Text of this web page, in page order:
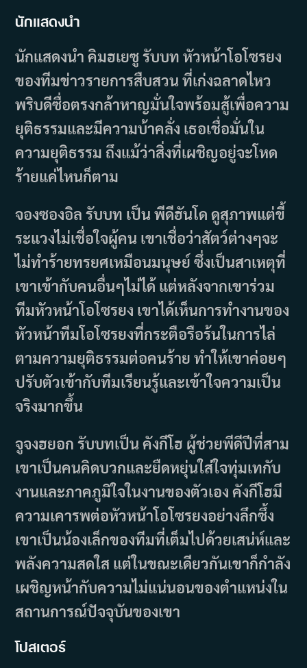
นักแสดงนำ
นักแสดงนำ คิมฮเยซู รับบท หัวหน้าโอโซรยง
ของทีมข่าวรายการสืบสวน ที่เก่งฉลาดไหว
พริบดีซื่อตรงกล้าหาญมั่นใจพร้อมสู้เพื่อความ
ยุติธรรมและมีความบ้าคลั่ง เธอเชื่อมั่นใน
ความยุติธรรม ถึงแม้ว่าสิ่งที่เผชิญอยู่จะโหด
ร้ายแค่ไหนก็ตาม
จองซองอิล รับบท เป็น พีดีฮันโด ดูสุภาพแต่ขี้
ระแวงไม่เชื่อใจผู้คน เขาเชื่อว่าสัตว์ต่างๆจะ
ไม่ทำร้ายทรยศเหมือนมนุษย์ ซึ่งเป็นสาเหตุที่
เขาเข้ากับคนอื่นๆไม่ได้ แต่หลังจากเขาร่วม
ทีมหัวหน้าโอโซรยง เขาได้เห็นการทำงานของ
หัวหน้าทีมโอโซรยงที่กระตือรือร้นในการไล่
ตามความยุติธรรมต่อคนร้าย ทำให้เขาค่อยๆ
ปรับตัวเข้ากับทีมเรียนรู้และเข้าใจความเป็น
จริงมากขึ้น
จูจงฮยอก รับบทเป็น คังกีโฮ ผู้ช่วยพีดีปีที่สาม
เขาเป็นคนคิดบวกและยืดหยุ่นใส่ใจทุ่มเทกับ
งานและภาคภูมิใจในงานของตัวเอง คังกีโฮมี
ความเคารพต่อหัวหน้าโอโซรยงอย่างลึกซึ้ง
เขาเป็นน้องเล็กของทีมที่เต็มไปด้วยเสน่ห์และ
พลังความสดใส แต่ในขณะเดียวกันเขาก็กำลัง
เผชิญหน้ากับความไม่แน่นอนของตำแหน่งใน
สถานการณ์ปัจจุบันของเขา
โปสเตอร์